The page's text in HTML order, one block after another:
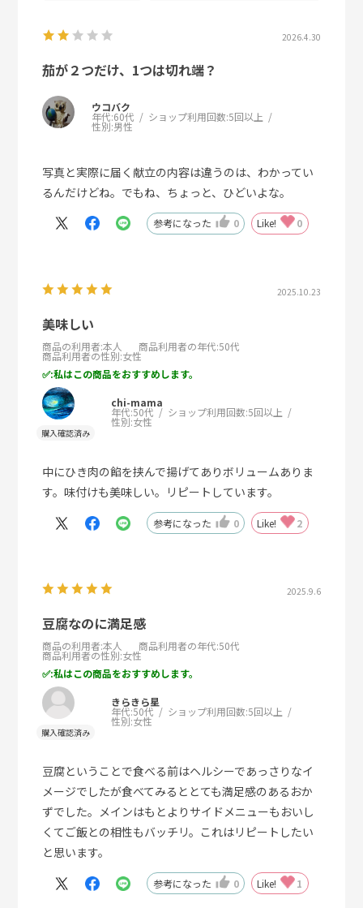
2026.4.30
茄が２つだけ、1つは切れ端？
ウコバク
年代:60代 ショップ利用回数:5回以上
性別:男性
写真と実際に届く献立の内容は違うのは、わかってい
るんだけどね。でもね、ちょっと、ひどいよな。
参考になった 0 Like! 0
2025.10.23
美味しい
商品の利用者:本人 商品利用者の年代:50代
商品利用者の性別:女性
:私はこの商品をおすすめします。
chi-mama
年代:50代 ショップ利用回数:5回以上
性別:女性
中にひき肉の餡を挟んで揚げてありボリュームありま
す。味付けも美味しい。リピートしています。
参考になった 0 Like! 2
2025.9.6
豆腐なのに満足感
商品の利用者:本人 商品利用者の年代:50代
商品利用者の性別:女性
:私はこの商品をおすすめします。
きらきら星
年代:50代 ショップ利用回数:5回以上
性別:女性
豆腐ということで食べる前はヘルシーであっさりなイ
メージでしたが食べてみるととても満足感のあるおか
ずでした。メインはもとよりサイドメニューもおいし
くてご飯との相性もバッチリ。これはリピートしたい
と思います。
参考になった 0 Like! 1